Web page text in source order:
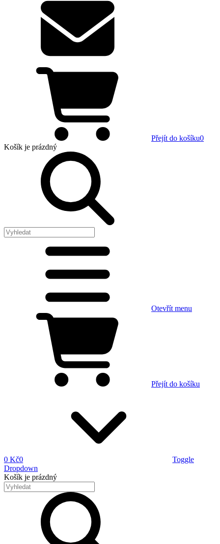
Přejít do košíku0
Košík je prázdný
Otevřít menu
Přejít do košíku
0 Kč0
Toggle
Dropdown
Košík je prázdný